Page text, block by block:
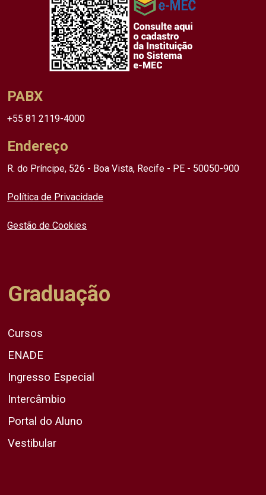
PABX
+55 81 2119-4000
Endereço
R. do Príncipe, 526 - Boa Vista, Recife - PE - 50050-900
Política de Privacidade
Gestão de Cookies
Graduação
Cursos
ENADE
Ingresso Especial
Intercâmbio
Portal do Aluno
Vestibular